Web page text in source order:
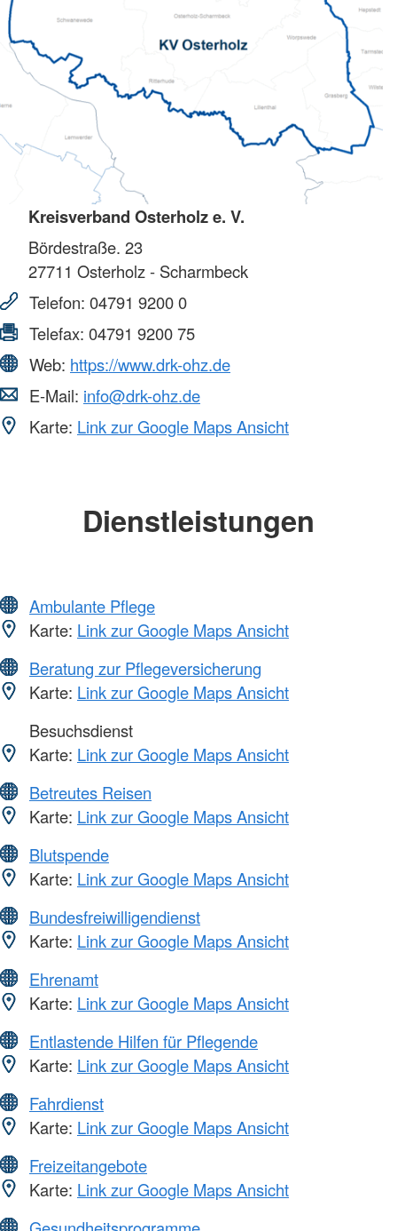
Kreisverband Osterholz e. V.
Bördestraße. 23
27711 Osterholz - Scharmbeck
Telefon: 04791 9200 0
Telefax: 04791 9200 75
Web: https://www.drk-ohz.de
E-Mail: info@drk-ohz.de
Karte: Link zur Google Maps Ansicht
Dienstleistungen
Ambulante Pflege
Karte: Link zur Google Maps Ansicht
Beratung zur Pflegeversicherung
Karte: Link zur Google Maps Ansicht
Besuchsdienst
Karte: Link zur Google Maps Ansicht
Betreutes Reisen
Karte: Link zur Google Maps Ansicht
Blutspende
Karte: Link zur Google Maps Ansicht
Bundesfreiwilligendienst
Karte: Link zur Google Maps Ansicht
Ehrenamt
Karte: Link zur Google Maps Ansicht
Entlastende Hilfen für Pflegende
Karte: Link zur Google Maps Ansicht
Fahrdienst
Karte: Link zur Google Maps Ansicht
Freizeitangebote
Karte: Link zur Google Maps Ansicht